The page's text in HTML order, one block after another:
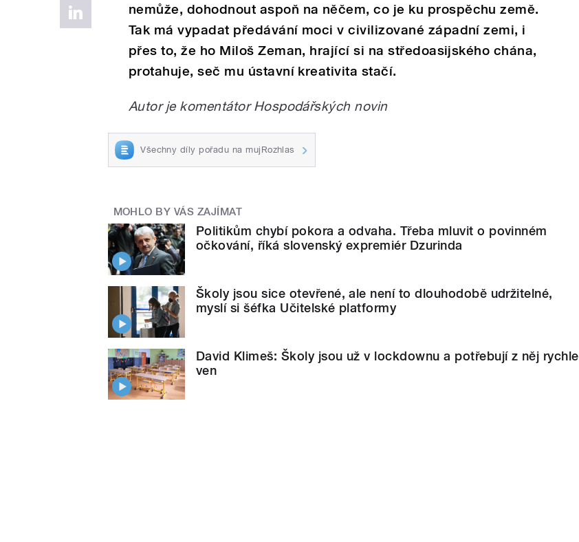
nemůže, dohodnout aspoň na něčem, co je ku prospěchu země.
Tak má vypadat předávání moci v civilizované západní zemi, i
přes to, že ho Miloš Zeman, hrající si na středoasijského chána,
protahuje, seč mu ústavní kreativita stačí.
Autor je komentátor Hospodářských novin
Všechny díly pořadu na mujRozhlas
MOHLO BY VÁS ZAJÍMAT
Politikům chybí pokora a odvaha. Třeba mluvit o povinném
očkování, říká slovenský expremiér Dzurinda
Školy jsou sice otevřené, ale není to dlouhodobě udržitelné,
myslí si šéfka Učitelské platformy
David Klimeš: Školy jsou už v lockdownu a potřebují z něj rychle
ven